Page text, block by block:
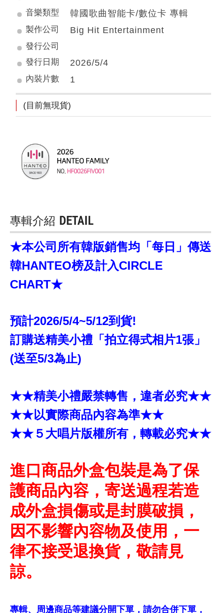
音樂類型 韓國歌曲智能卡/數位卡 專輯
製作公司 Big Hit Entertainment
發行公司
發行日期
2026/5/4
內裝片數 1
(目前無現貨)
專輯介紹 DETAIL
★本公司所有韓版銷售均「每日」傳送
韓HANTEO榜及計入CIRCLE
CHART★
預計2026/5/4~5/12到貨!
訂購送精美小禮「拍立得式相片1張」
(送至5/3為止)
★★精美小禮嚴禁轉售，違者必究★★
★★以實際商品內容為準★★
★★５大唱片版權所有，轉載必究★★
進口商品外盒包裝是為了保
護商品內容，寄送過程若造
成外盒損傷或是封膜破損，
因不影響內容物及使用，一
律不接受退換貨，敬請見
諒。
專輯、周邊商品等建議分開下單，請勿合併下單，